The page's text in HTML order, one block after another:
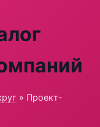
» Проект-